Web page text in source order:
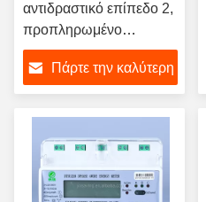
αντιδραστικό επίπεδο 2,
προπληρωμένο
ηλεκτρονικό μετρητή
ενέργειας με οθόνη LCD
και αποθήκευση
δεδομένων 1000 KWh
Πάρτε την καλύτερη